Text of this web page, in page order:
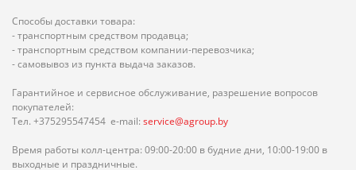
Способы доставки товара:
- транспортным средством продавца;
- транспортным средством компании-перевозчика;
- самовывоз из пункта выдача заказов.
Гарантийное и сервисное обслуживание, разрешение вопросов
покупателей:
Тел. +375295547454 e-mail: service@agroup.by
Время работы колл-центра: 09:00-20:00 в будние дни, 10:00-19:00 в
выходные и праздничные.